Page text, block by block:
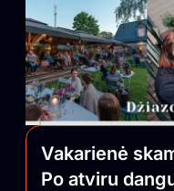
Vakarienė
Po atviru